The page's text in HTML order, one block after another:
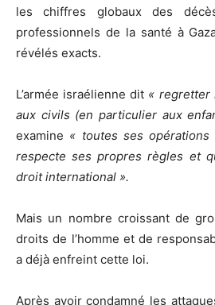
les chiffres globaux des
professionnels de la santé à
révélés exacts.
L’armée israélienne dit « regretter
aux civils (en particulier aux
examine « toutes ses opérations
respecte ses propres règles et
droit international ».
Mais un nombre croissant de
droits de l’homme et de
a déjà enfreint cette loi.
Après avoir condamné les